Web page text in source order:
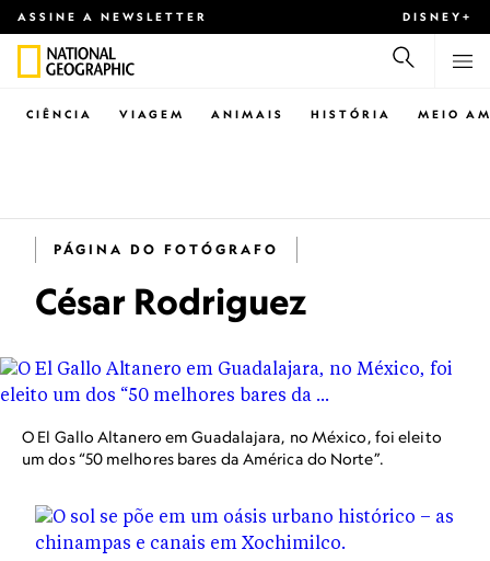
ASSINE A NEWSLETTER DISNEY+
CIÊNCIA VIAGEM ANIMAIS HISTÓRIA MEIO
PÁGINA DO FOTÓGRAFO
César Rodriguez
O El Gallo Altanero em Guadalajara, no México, foi eleito
um dos “50 melhores bares da América do Norte”.